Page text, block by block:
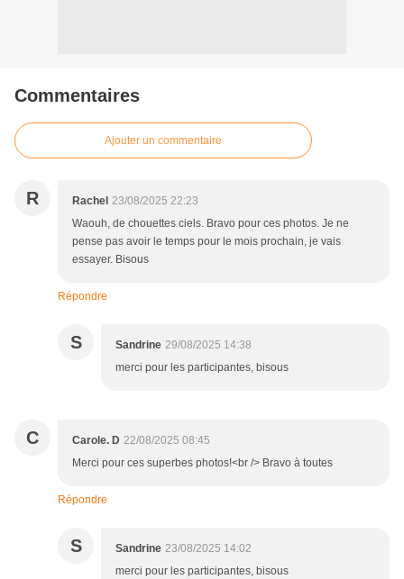
Commentaires
Ajouter un commentaire
R Rachel 23/08/2025 22:23
Waouh, de chouettes ciels. Bravo pour ces photos. Je ne
pense pas avoir le temps pour le mois prochain, je vais
essayer. Bisous
Répondre
S Sandrine 29/08/2025 14:38
merci pour les participantes, bisous
C Carole. D 22/08/2025 08:45
Merci pour ces superbes photos!<br /> Bravo à toutes
Répondre
S Sandrine 23/08/2025 14:02
merci pour les participantes, bisous